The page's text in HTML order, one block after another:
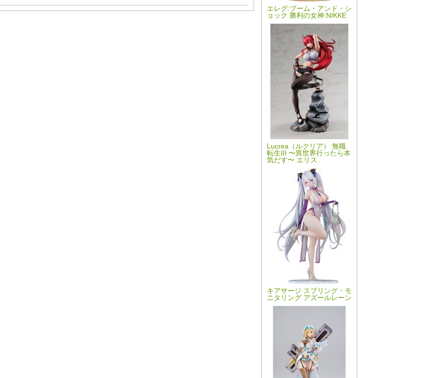
エレグ:ブーム・アンド・シ
ョック 勝利の女神:NIKKE
Lucrea（ルクリア） 無職
転生III 〜異世界行ったら本
気だす〜 エリス
キアサージ スプリング・モ
ニタリング アズールレーン